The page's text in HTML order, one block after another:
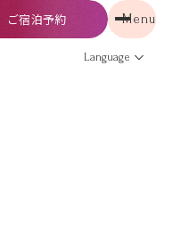
ご宿泊予約 Menu
Language